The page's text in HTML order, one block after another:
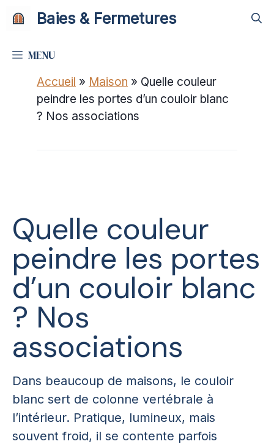
Baies & Fermetures
MENU
Accueil » Maison » Quelle couleur
peindre les portes d’un couloir blanc
? Nos associations
Quelle couleur
peindre les portes
d’un couloir blanc
? Nos
associations
Dans beaucoup de maisons, le couloir
blanc sert de colonne vertébrale à
l’intérieur. Pratique, lumineux, mais
souvent froid, il se contente parfois